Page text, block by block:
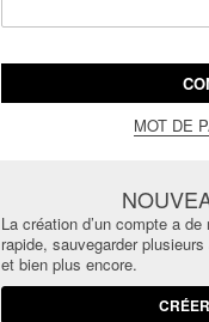
MOT DE
La création d’un compte a
rapide, sauvegarder
et bien plus encore.